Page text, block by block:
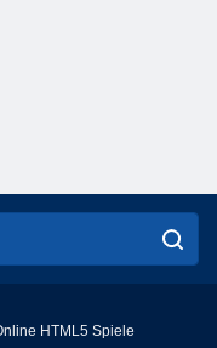
HTML5 Spiele